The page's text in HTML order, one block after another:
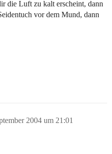
die Luft zu kalt erscheint, dann
vor dem Mund, dann
2004 um 21:01